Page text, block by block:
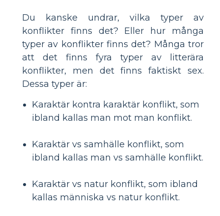
Du kanske undrar, vilka typer av
konflikter finns det? Eller hur många
typer av konflikter finns det? Många tror
att det finns fyra typer av litterära
konflikter, men det finns faktiskt sex.
Dessa typer är:
Karaktär kontra karaktär konflikt, som
ibland kallas man mot man konflikt.
Karaktär vs samhälle konflikt, som
ibland kallas man vs samhälle konflikt.
Karaktär vs natur konflikt, som ibland
kallas människa vs natur konflikt.